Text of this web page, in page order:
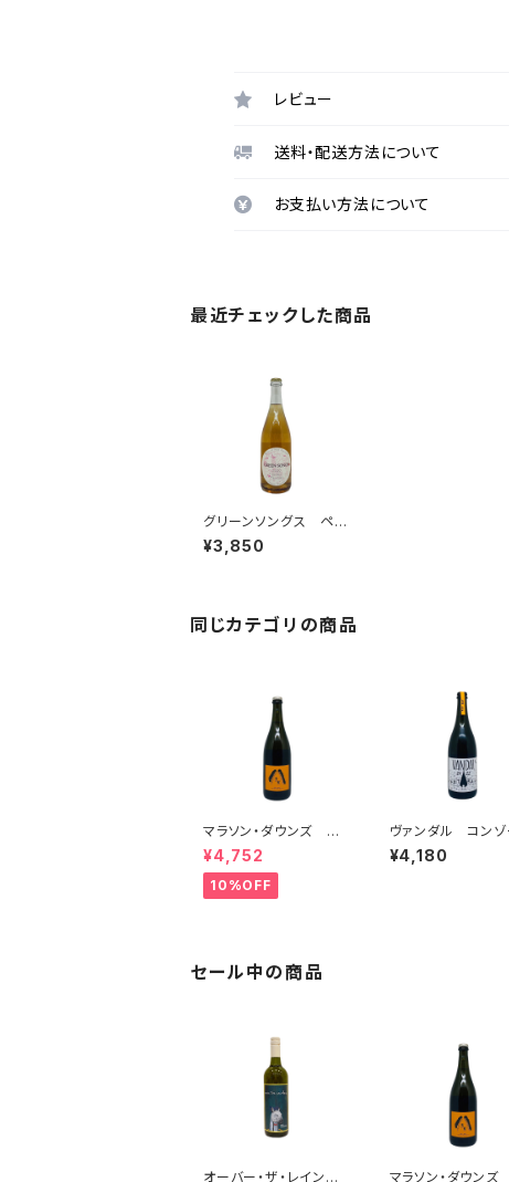
レビュー
送料・配送方法について
お支払い方法について
最近チェックした商品
グリーンソングス ペッ
トナット＂ザ・クリフス＂
2020
¥3,850
同じカテゴリの商品
マラソン・ダウンズ ソ
ーヴィニヨン・ブラン
ペティアンナチュール
2022
¥4,752
10%OFF
ヴァンダル コン
ペットバット 2022
¥4,180
セール中の商品
オーバー・ザ・レインボ マラソン・ダウン